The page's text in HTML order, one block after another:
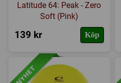
Latitude 64: Peak - Zero
Soft (Pink)
139 kr Köp